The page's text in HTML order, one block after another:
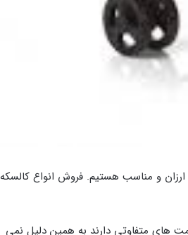
و مناسب هستیم. فروش انواع کالسکه
های متفاوتی دارند به همین دلیل نمی